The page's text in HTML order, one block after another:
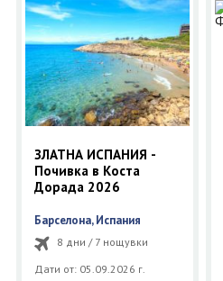
ЗЛАТНА ИСПАНИЯ -
Почивка в Коста
Дорада 2026
Барселона, Испания
8 дни / 7 нощувки
Дати от: 05.09.2026 г.